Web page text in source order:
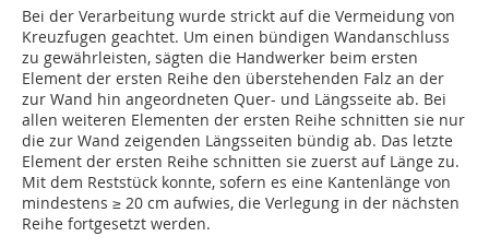
Bei der Verarbeitung wurde strickt auf die Vermeidung von
Kreuzfugen geachtet. Um einen bündigen Wandanschluss
zu gewährleisten, sägten die Handwerker beim ersten
Element der ersten Reihe den überstehenden Falz an der
zur Wand hin angeordneten Quer- und Längsseite ab. Bei
allen weiteren Elementen der ersten Reihe schnitten sie nur
die zur Wand zeigenden Längsseiten bündig ab. Das letzte
Element der ersten Reihe schnitten sie zuerst auf Länge zu.
Mit dem Reststück konnte, sofern es eine Kantenlänge von
mindestens ≥ 20 cm aufwies, die Verlegung in der nächsten
Reihe fortgesetzt werden.